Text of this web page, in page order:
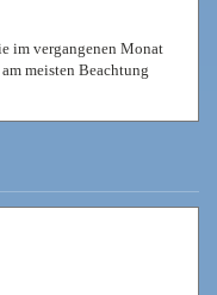
im vergangenen Monat
meisten Beachtung